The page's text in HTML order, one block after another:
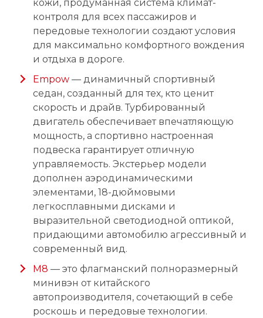
кожи, продуманная система климат-
контроля для всех пассажиров и
передовые технологии создают условия
для максимально комфортного вождения
и отдыха в дороге.
Empow — динамичный спортивный
седан, созданный для тех, кто ценит
скорость и драйв. Турбированный
двигатель обеспечивает впечатляющую
мощность, а спортивно настроенная
подвеска гарантирует отличную
управляемость. Экстерьер модели
дополнен аэродинамическими
элементами, 18-дюймовыми
легкосплавными дисками и
выразительной светодиодной оптикой,
придающими автомобилю агрессивный и
современный вид.
M8 — это флагманский полноразмерный
минивэн от китайского
автопроизводителя, сочетающий в себе
роскошь и передовые технологии.